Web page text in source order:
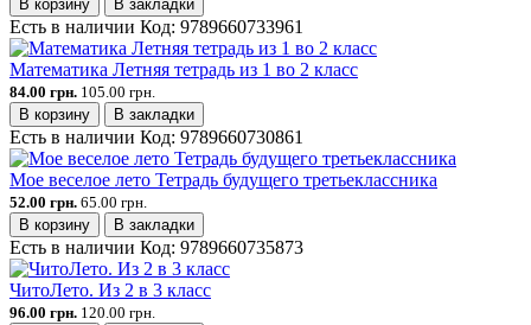
В корзину
В закладки
Есть в наличии Код: 9789660733961
Математика Летняя тетрадь из 1 во 2 класс
84.00 грн. 105.00 грн.
В корзину
В закладки
Есть в наличии Код: 9789660730861
Мое веселое лето Тетрадь будущего третьеклассника
52.00 грн. 65.00 грн.
В корзину
В закладки
Есть в наличии Код: 9789660735873
ЧитоЛето. Из 2 в 3 класс
96.00 грн. 120.00 грн.